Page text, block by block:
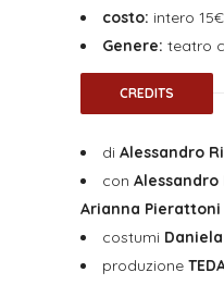
costo: intero
Genere: teatro
CREDITS
di Alessandro
con Alessandro
Arianna Pierattoni
costumi
produzione